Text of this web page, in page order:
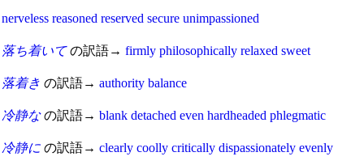
nerveless reasoned reserved secure unimpassioned
落ち着いての訳語→ firmly philosophically relaxed sweet
落着き の訳語→ authority balance
冷静なの訳語→ blank detached even hardheaded phlegmatic
冷静に の訳語→ clearly coolly critically dispassionately evenly